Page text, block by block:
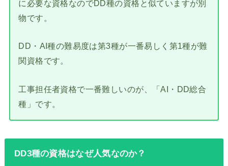
に必要な資格なのでDD種の資格と似ていますが別
物です。
DD・AI種の難易度は第3種が一番易しく第1種が難
関資格です。
工事担任者資格で一番難しいのが、「AI・DD総合
種」です。
DD3種の資格はなぜ人気なのか？